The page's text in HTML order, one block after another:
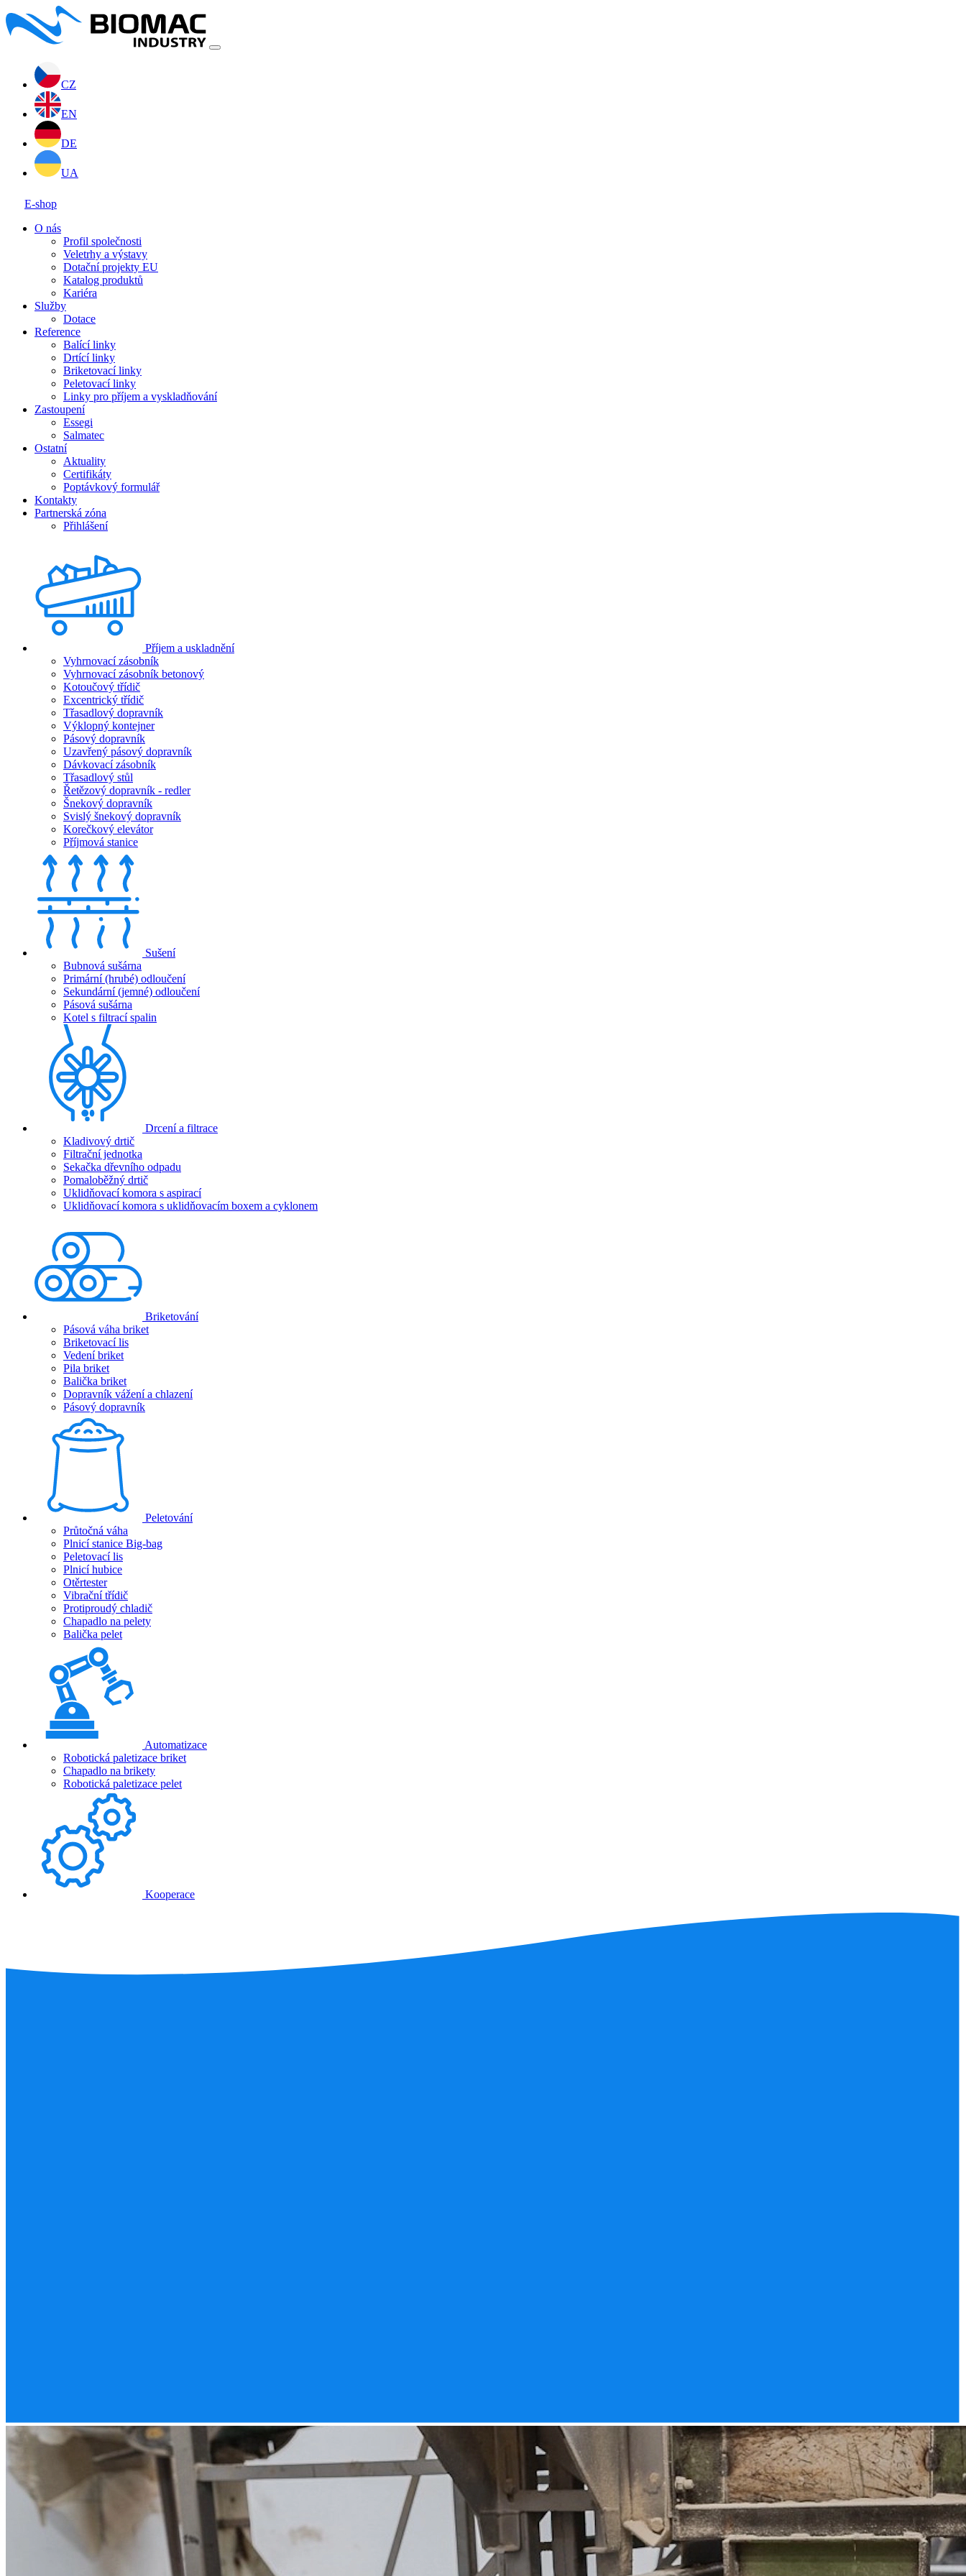
CZ
EN
DE
UA
E-shop
O nás
Profil společnosti
Veletrhy a výstavy
Dotační projekty EU
Katalog produktů
Kariéra
Služby
Dotace
Reference
Balící linky
Drtící linky
Briketovací linky
Peletovací linky
Linky pro příjem a vyskladňování
Zastoupení
Essegi
Salmatec
Ostatní
Aktuality
Certifikáty
Poptávkový formulář
Kontakty
Partnerská zóna
Přihlášení
Příjem a uskladnění
Vyhrnovací zásobník
Vyhrnovací zásobník betonový
Kotoučový třídič
Excentrický třídič
Třasadlový dopravník
Výklopný kontejner
Pásový dopravník
Uzavřený pásový dopravník
Dávkovací zásobník
Třasadlový stůl
Řetězový dopravník - redler
Šnekový dopravník
Svislý šnekový dopravník
Korečkový elevátor
Příjmová stanice
Sušení
Bubnová sušárna
Primární (hrubé) odloučení
Sekundární (jemné) odloučení
Pásová sušárna
Kotel s filtrací spalin
Drcení a filtrace
Kladivový drtič
Filtrační jednotka
Sekačka dřevního odpadu
Pomaloběžný drtič
Uklidňovací komora s aspirací
Uklidňovací komora s uklidňovacím boxem a cyklonem
Briketování
Pásová váha briket
Briketovací lis
Vedení briket
Pila briket
Balička briket
Dopravník vážení a chlazení
Pásový dopravník
Peletování
Průtočná váha
Plnicí stanice Big-bag
Peletovací lis
Plnicí hubice
Otěrtester
Vibrační třídič
Protiproudý chladič
Chapadlo na pelety
Balička pelet
Automatizace
Robotická paletizace briket
Chapadlo na brikety
Robotická paletizace pelet
Kooperace